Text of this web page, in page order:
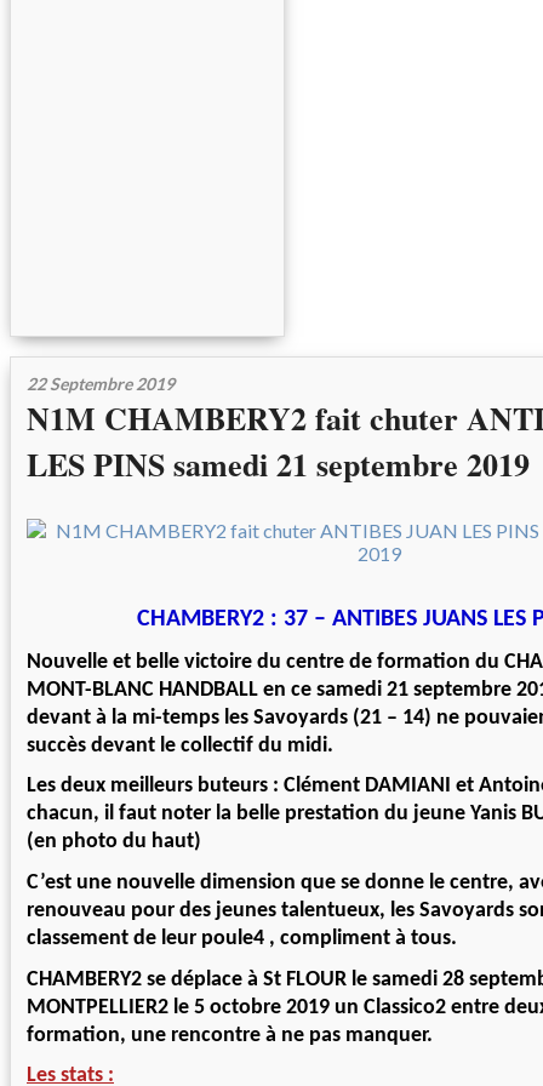
22 Septembre 2019
N1M CHAMBERY2 fait chuter
LES PINS samedi 21 septembre 2019
CHAMBERY2 : 37 – ANTIBES JUANS LES
Nouvelle et belle victoire du centre de formation du
MONT-BLANC HANDBALL en ce samedi 21 septembre
devant à la mi-temps les Savoyards (21 – 14) ne
succès devant le collectif du midi.
Les deux meilleurs buteurs : Clément DAMIANI et
chacun, il faut noter la belle prestation du jeune Yanis
(en photo du haut)
C’est une nouvelle dimension que se donne le centre,
renouveau pour des jeunes talentueux, les Savoyards
classement de leur poule4 , compliment à tous.
CHAMBERY2 se déplace à St FLOUR le samedi 28
MONTPELLIER2 le 5 octobre 2019 un Classico2 entre
formation, une rencontre à ne pas manquer.
Les stats :